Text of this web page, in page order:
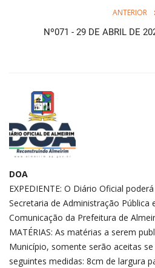
ANTERIOR
Nº071 - 29 DE ABRIL DE
DOA
EXPEDIENTE: O Diário Oficial
Secretaria de Administração Pública
Comunicação da Prefeitura de
MATÉRIAS: As matérias a serem
Município, somente serão aceitas
seguintes medidas: 8cm de largura